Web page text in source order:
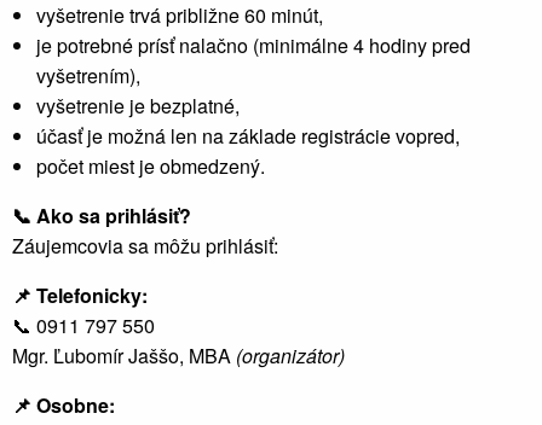
vyšetrenie trvá približne 60 minút,
je potrebné prísť nalačno (minimálne 4 hodiny pred
vyšetrením),
vyšetrenie je bezplatné,
účasť je možná len na základe registrácie vopred,
počet miest je obmedzený.
📞 Ako sa prihlásiť?
Záujemcovia sa môžu prihlásiť:
📌 Telefonicky:
📞 0911 797 550
Mgr. Ľubomír Jaššo, MBA (organizátor)
📌 Osobne: